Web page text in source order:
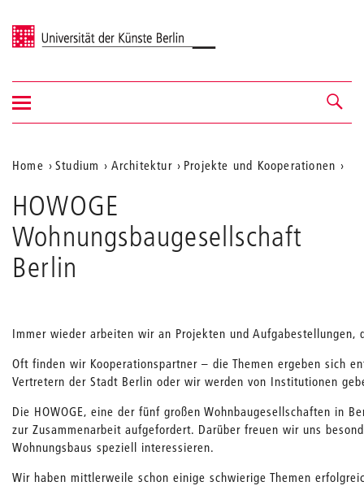
Universität der Künste Berlin
Navigation &
Suche
Navigation
ein-/ausblenden
Aktuelle
Position
auf
der
Webseite
Home Studium Architektur Projekte und Kooperationen
HOWOGE
Wohnungsbaugesellschaft
Berlin
Immer wieder arbeiten wir an Projekten und
Oft finden wir Kooperationspartner – die Themen ergeben sich
Vertretern der Stadt Berlin oder wir werden von Institutionen
Die HOWOGE, eine der fünf großen Wohnbaugesellschaften in
zur Zusammenarbeit aufgefordert. Darüber freuen wir uns
Wohnungsbaus speziell interessieren.
Wir haben mittlerweile schon einige schwierige Themen